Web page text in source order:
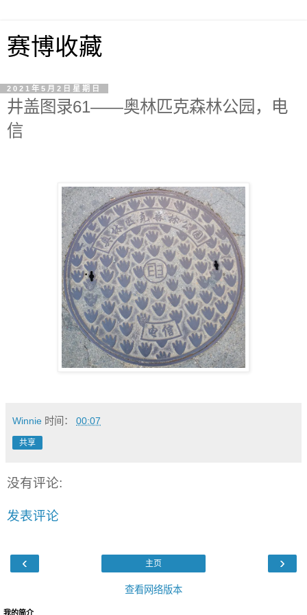
赛博收藏
2021年5月2日星期日
井盖图录61——奥林匹克森林公园，电
信
Winnie 时间： 00:07
共享
没有评论:
发表评论
‹ ›
主页
查看网络版本
我的简介